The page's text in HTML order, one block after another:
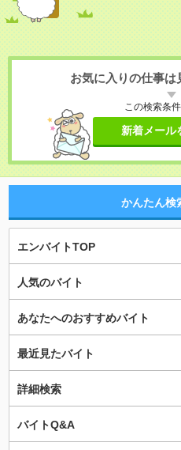
お気に入りの仕事は
この検索条
新着メール
かんたん検
エンバイトTOP
人気のバイト
あなたへのおすすめバイト
最近見たバイト
詳細検索
バイトQ&A